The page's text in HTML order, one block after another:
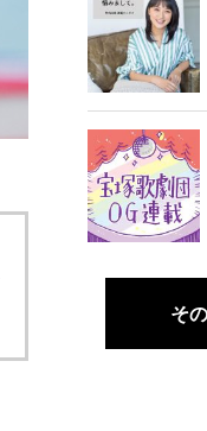
そ